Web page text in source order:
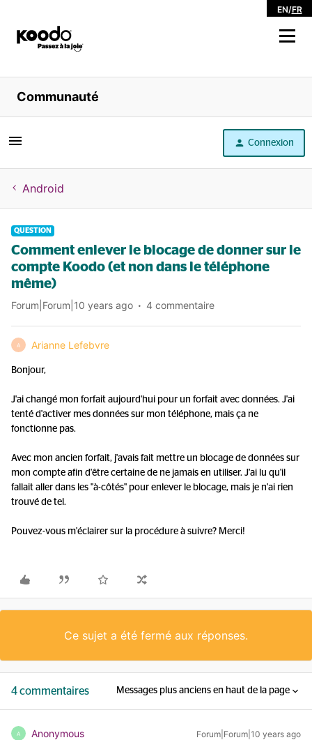
EN/FR
Magasiner
Libre service
Aide
Communauté
Connexion
Android
QUESTION
Comment enlever le blocage de donner sur le
compte Koodo (et non dans le téléphone
même)
Forum|Forum|10 years ago 4 commentaire
A Arianne Lefebvre
Bonjour,
J'ai changé mon forfait aujourd'hui pour un forfait avec données. J'ai
tenté d'activer mes données sur mon téléphone, mais ça ne
fonctionne pas.
Avec mon ancien forfait, j'avais fait mettre un blocage de données sur
mon compte afin d'être certaine de ne jamais en utiliser. J'ai lu qu'il
fallait aller dans les "à-côtés" pour enlever le blocage, mais je n'ai rien
trouvé de tel.
Pouvez-vous m'éclairer sur la procédure à suivre? Merci!
Ce sujet a été fermé aux réponses.
4 commentaires Messages plus anciens en haut de la page
A Anonymous Forum|Forum|10 years ago